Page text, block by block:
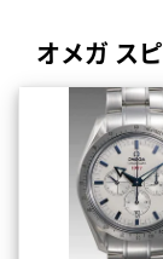
オメガ ス